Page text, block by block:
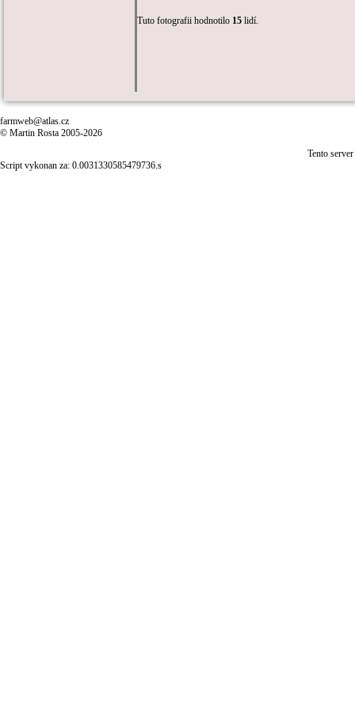
Tuto fotografii hodnotilo 15 lidí.
farmweb@atlas.cz
© Martin Rosta 2005-2026
Tento
Script vykonan za: 0.0031330585479736.s